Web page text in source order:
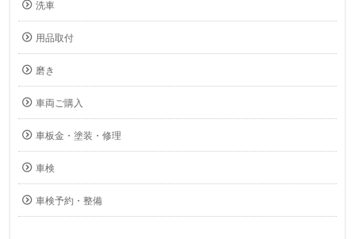
洗車
用品取付
磨き
車両ご購入
車板金・塗装・修理
車検
車検予約・整備